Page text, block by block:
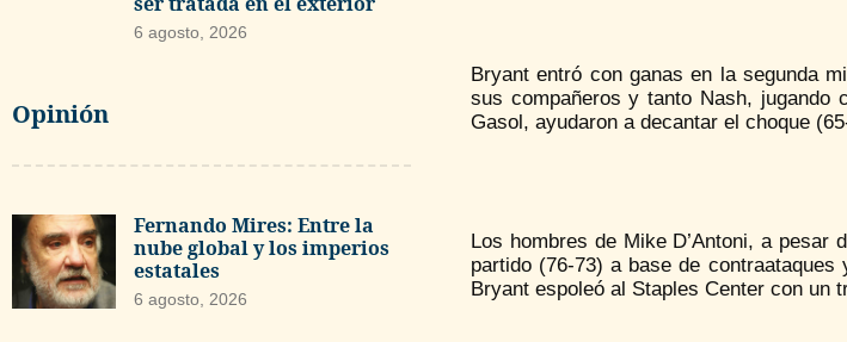
6 agosto, 2026
Opinión
Fernando Mires: Entre la
nube global y los imperios
estatales
6 agosto, 2026
Bryant entró con ganas en la segunda
sus compañeros y tanto Nash, jugando
Gasol, ayudaron a decantar el choque
Los hombres de Mike D’Antoni, a
partido (76-73) a base de
Bryant espoleó al Staples Center con un